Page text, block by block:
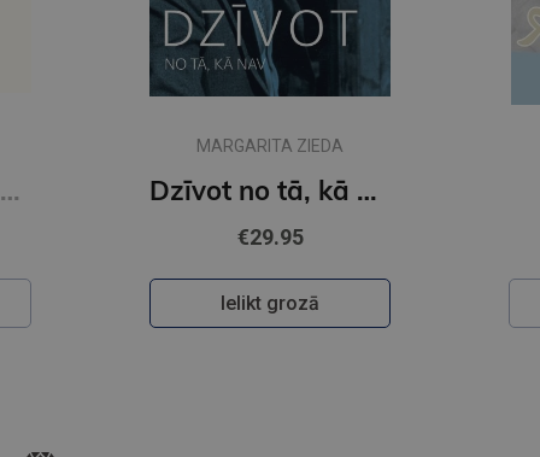
Zvaigžņu ielas simfonija. Imants Kalniņš
MARGARITA ZIEDA
Dzīvot no tā, kā nav. Kārlis Auškāps
€29.95
Ielikt grozā